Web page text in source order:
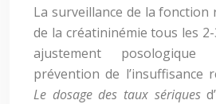
La surveillance de la fonction
de la créatininémie tous les
ajustement
prévention de l’insuffisance
Le dosage des taux sériques